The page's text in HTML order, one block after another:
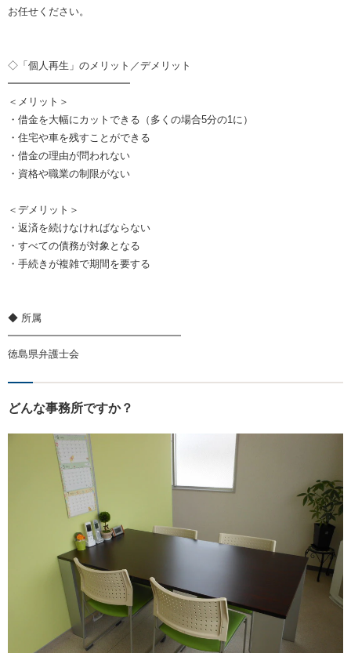
お任せください。
◇「個人再生」のメリット／デメリット
━━━━━━━━━━━━
＜メリット＞
・借金を大幅にカットできる（多くの場合5分の1に）
・住宅や車を残すことができる
・借金の理由が問われない
・資格や職業の制限がない
＜デメリット＞
・返済を続けなければならない
・すべての債務が対象となる
・手続きが複雑で期間を要する
◆ 所属
━━━━━━━━━━━━━━━━━
徳島県弁護士会
どんな事務所ですか？